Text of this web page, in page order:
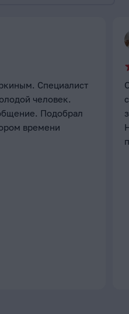
Специалист
человек.
Подобрал
времени